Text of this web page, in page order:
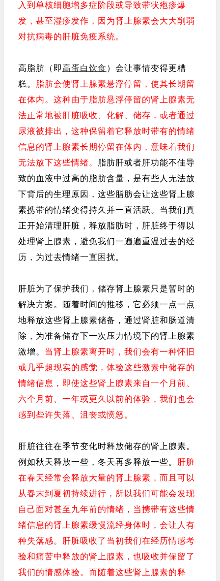
入到单核细胞增多症阶段或导致带状疱疹爆
发，甚至湿疹发作，因为肾上腺素会大大削弱
对抗病毒的肝脏免疫系统。
高脂肪（即 高蛋白饮食 ）会让事情变得更糟
糕。 脂肪会使肾上腺素悬浮停留，使其长期留
在体内。 这种由于脂肪悬浮停留的肾上腺素无
法正常地被肝脏吸收、化解、储存，或者通过
尿液被排出，这种保留着它释放时带有的情绪
信息的肾上腺素长期停留在体内，意味着我们
无法放下这些情绪。 脂肪肝或者肝功能不佳导
致的血液中过高的脂肪含量，是有些人无法放
下背后的生理原因，这些脂肪会让这些肾上腺
素携带的情绪变得持久并一直活跃。当我们真
正开始清理肝脏，释放脂肪时，肝脏终于得以
处理肾上腺素，避免我们一遍遍重温过去的经
历，为过去情绪一直困扰。
肝脏为了保护我们，储存肾上腺素只是暂时的
解决方案。随着时间的推移，它必须一点一点
地释放这些肾上腺素储备，通过肾脏和肠道清
除，为准备储存下一次压力情境下的肾上腺素
激增。 当肾上腺素离开时，我们会有一种怀旧
或几乎超现实的感觉，体验这些激素中储存的
情绪信息，即使这些肾上腺素来自一个月前、
六个月前、一年或更久以前的体验，我们也会
感到些许失落、沮丧或愤怒。
肝脏往往在季节变化时释放储存的肾上腺素。
例如秋天释放一些，冬天再多释放一些。 肝脏
在春天经常会释放大量的肾上腺素，而且可以
从春末到夏初持续进行，所以我们可能会发现
自己面对甚至九年前的情绪，当携带有这些情
绪信息的肾上腺素缓慢流经身体时，会让人有
种失落感。肝脏吸收了当初我们在经历情感考
验和痛苦中释放的肾上腺素，也吸收并保留了
我们的情感体验。而随着这些肾上腺素的释